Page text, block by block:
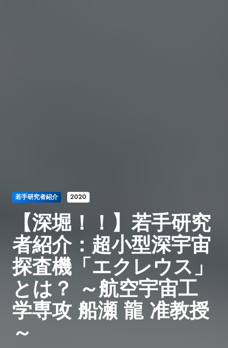
若手研究者紹介 2020
【深堀！！】若手研究
者紹介：超小型深宇宙
探査機「エクレウス」
とは？ ～航空宇宙工
学専攻 船瀬 龍 准教授
～